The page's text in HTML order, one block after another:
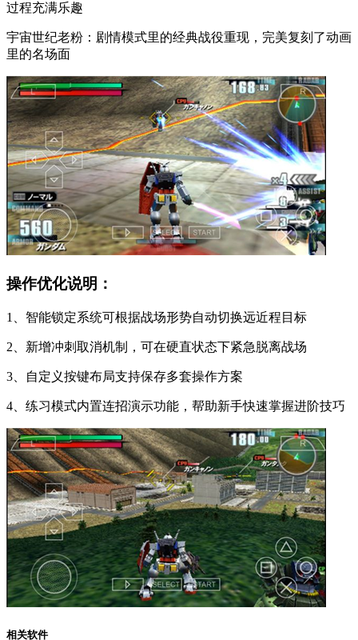
过程充满乐趣
宇宙世纪老粉：剧情模式里的经典战役重现，完美复刻了动画
里的名场面
操作优化说明：
1、智能锁定系统可根据战场形势自动切换远近程目标
2、新增冲刺取消机制，可在硬直状态下紧急脱离战场
3、自定义按键布局支持保存多套操作方案
4、练习模式内置连招演示功能，帮助新手快速掌握进阶技巧
相关软件